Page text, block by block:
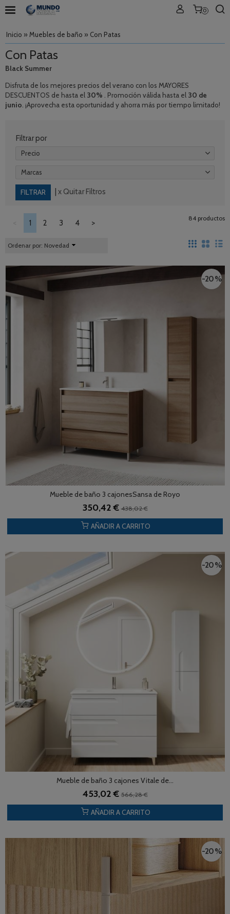
0
Inicio » Muebles de baño » Con Patas
Con Patas
Black Summer
Disfruta de los mejores precios del verano con los MAYORES
DESCUENTOS de hasta el 30% . Promoción válida hasta el 30 de
junio . ¡Aprovecha esta oportunidad y ahorra más por tiempo limitado!
Filtrar por
Precio
Marcas
x Quitar Filtros
1 2 3 4 >
84 productos
Ordenar por: Novedad
-20 %
Mueble de baño 3 cajonesSansa de Royo
350,42 €438,02 €
AÑADIR A CARRITO
-20 %
Mueble de baño 3 cajones Vitale de...
453,02 €566,28 €
AÑADIR A CARRITO
-20 %